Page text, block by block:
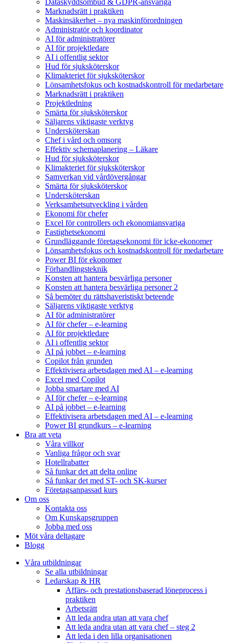
Dataskyddsombud & GDPR-ansvariga
Marknadsrätt i praktiken
Maskinsäkerhet – nya maskinförordningen
Administratör och koordinator
AI för administratörer
AI för projektledare
AI i offentlig sektor
Hud för sjuksköterskor
Klimakteriet för sjuksköterskor
Lönsamhetsfokus och kostnadskontroll för medarbetare
Marknadsrätt i praktiken
Projektledning
Smärta för sjuksköterskor
Säljarens viktigaste verktyg
Undersköterskan
Chef i vård och omsorg
Effektiv schemaplanering – Läkare
Hud för sjuksköterskor
Klimakteriet för sjuksköterskor
Samverkan vid vårdövergångar
Smärta för sjuksköterskor
Undersköterskan
Verksamhetsutveckling i vården
Ekonomi för chefer
Excel för controllers och ekonomiansvariga
Fastighetsekonomi
Grundläggande företagsekonomi för icke-ekonomer
Lönsamhetsfokus och kostnadskontroll för medarbetare
Power BI för ekonomer
Förhandlingsteknik
Konsten att hantera besvärliga personer
Konsten att hantera besvärliga personer 2
Så bemöter du rättshaveristiskt beteende
Säljarens viktigaste verktyg
AI för administratörer
AI för chefer – e-learning
AI för projektledare
AI i offentlig sektor
AI på jobbet – e-learning
Copilot från grunden
Effektivisera arbetsdagen med AI – e-learning
Excel med Copilot
Jobba smartare med AI
AI för chefer – e-learning
AI på jobbet – e-learning
Effektivisera arbetsdagen med AI – e-learning
Power BI grundkurs – e-learning
Bra att veta
Våra villkor
Vanliga frågor och svar
Hotellrabatter
Så funkar det att delta online
Så funkar det med ST- och SK-kurser
Företagsanpassad kurs
Om oss
Kontakta oss
Om Kunskapsgruppen
Jobba med oss
Möt våra deltagare
Blogg
Våra utbildningar
Se alla utbildningar
Ledarskap & HR
Affärs- och prestationsbaserad löneprocess i
praktiken
Arbetsrätt
Att leda andra utan att vara chef
Att leda andra utan att vara chef – steg 2
Att leda i den lilla organisationen